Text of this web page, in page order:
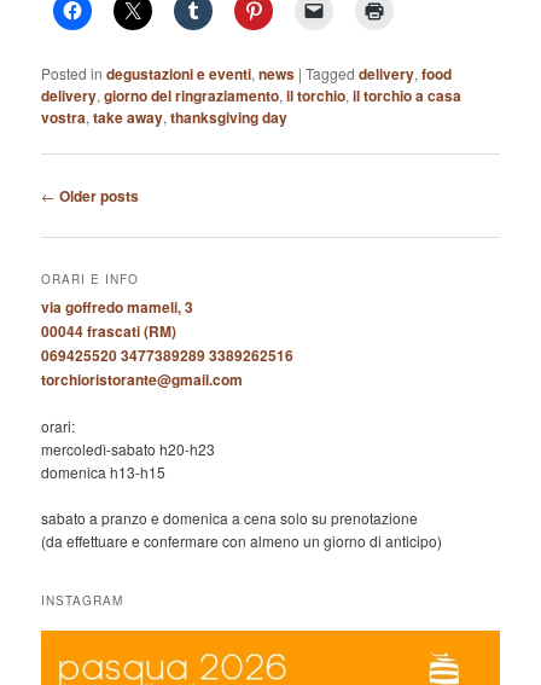
Posted in degustazioni e eventi,news |Tagged delivery,food
delivery,giorno del ringraziamento,il torchio,il torchio a casa
vostra,take away,thanksgiving day
Post
← Older posts
ORARI E INFO
via goffredo mameli, 3
00044 frascati (RM)
069425520 3477389289 3389262516
torchioristorante@gmail.com
orari:
mercoledì-sabato h20-h23
domenica h13-h15
sabato a pranzo e domenica a cena solo su prenotazione
(da effettuare e confermare con almeno un giorno di anticipo)
INSTAGRAM